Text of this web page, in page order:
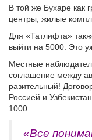
В той же Бухаре как
центры, жилые
Для «Татлифта»
выйти на 5000. Это
Местные
соглашение между
разительный!
Россией и
1000.
«Все